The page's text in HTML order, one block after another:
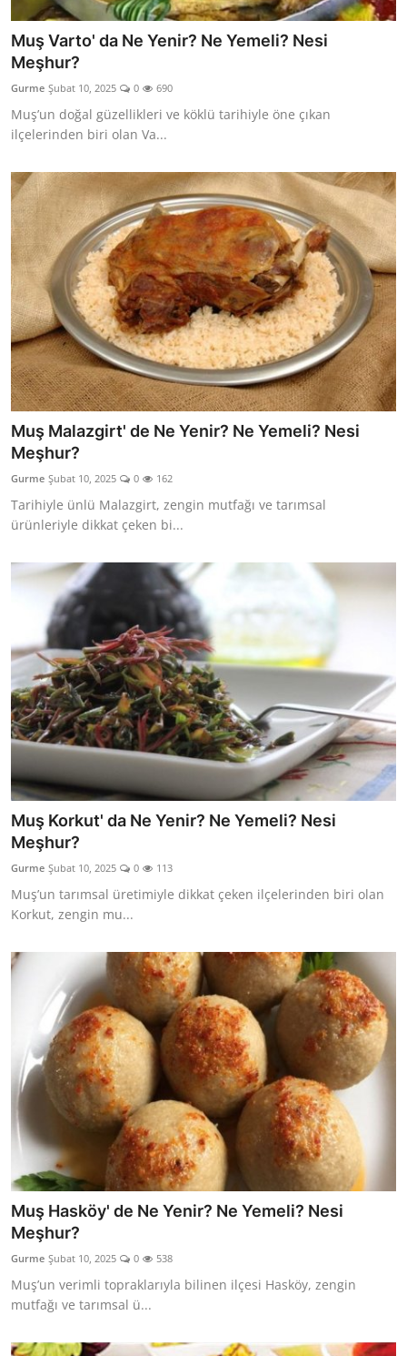
Muş Varto' da Ne Yenir? Ne Yemeli? Nesi
Meşhur?
Gurme Şubat 10, 2025 0 690
Muş’un doğal güzellikleri ve köklü tarihiyle öne çıkan
ilçelerinden biri olan Va...
Muş Malazgirt' de Ne Yenir? Ne Yemeli? Nesi
Meşhur?
Gurme Şubat 10, 2025 0 162
Tarihiyle ünlü Malazgirt, zengin mutfağı ve tarımsal
ürünleriyle dikkat çeken bi...
Muş Korkut' da Ne Yenir? Ne Yemeli? Nesi
Meşhur?
Gurme Şubat 10, 2025 0 113
Muş’un tarımsal üretimiyle dikkat çeken ilçelerinden biri olan
Korkut, zengin mu...
Muş Hasköy' de Ne Yenir? Ne Yemeli? Nesi
Meşhur?
Gurme Şubat 10, 2025 0 538
Muş’un verimli topraklarıyla bilinen ilçesi Hasköy, zengin
mutfağı ve tarımsal ü...